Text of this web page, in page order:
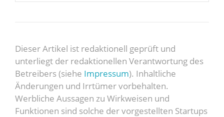
Dieser Artikel ist redaktionell geprüft und
unterliegt der redaktionellen Verantwortung des
Betreibers (siehe Impressum). Inhaltliche
Änderungen und Irrtümer vorbehalten.
Werbliche Aussagen zu Wirkweisen und
Funktionen sind solche der vorgestellten Startups